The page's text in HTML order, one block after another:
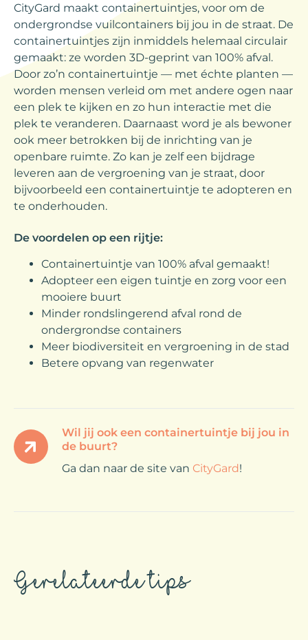
CityGard maakt containertuintjes, voor om de
ondergrondse vuilcontainers bij jou in de straat. De
containertuintjes zijn inmiddels helemaal circulair
gemaakt: ze worden 3D-geprint van 100% afval.
Door zo’n containertuintje — met échte planten —
worden mensen verleid om met andere ogen naar
een plek te kijken en zo hun interactie met die
plek te veranderen. Daarnaast word je als bewoner
ook meer betrokken bij de inrichting van je
openbare ruimte. Zo kan je zelf een bijdrage
leveren aan de vergroening van je straat, door
bijvoorbeeld een containertuintje te adopteren en
te onderhouden.
De voordelen op een rijtje:
Containertuintje van 100% afval gemaakt!
Adopteer een eigen tuintje en zorg voor een
mooiere buurt
Minder rondslingerend afval rond de
ondergrondse containers
Meer biodiversiteit en vergroening in de stad
Betere opvang van regenwater
Wil jij ook een containertuintje bij jou in
de buurt?
Ga dan naar de site van CityGard!
Gerelateerde tips